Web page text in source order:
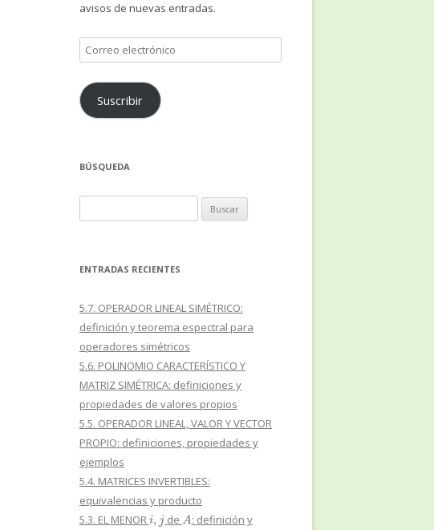
avisos de nuevas entradas.
Correo
electrónico
Suscribir
BÚSQUEDA
ENTRADAS RECIENTES
5.7. OPERADOR LINEAL SIMÉTRICO:
definición y teorema espectral para
operadores simétricos
5.6. POLINOMIO CARACTERÍSTICO Y
MATRIZ SIMÉTRICA: definiciones y
propiedades de valores propios
5.5. OPERADOR LINEAL, VALOR Y VECTOR
PROPIO: definiciones, propiedades y
ejemplos
5.4. MATRICES INVERTIBLES:
equivalencias y producto
5.3. EL MENOR i,j de A: definición y